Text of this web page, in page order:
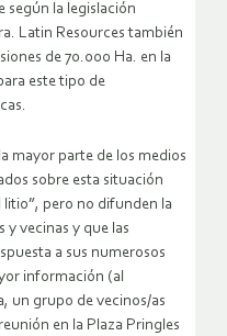
según la legislación
Latin Resources también
de 70.000 Ha. en la
este tipo de
mayor parte de los medios
sobre esta situación
litio”, pero no difunden la
y vecinas y que las
a sus numerosos
información (al
un grupo de vecinos/as
en la Plaza Pringles